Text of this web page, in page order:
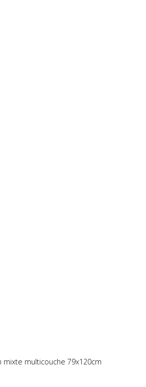
multicouche 79x120cm